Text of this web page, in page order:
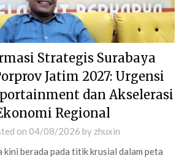
Strategis Surabaya
Jatim 2027: Urgensi
dan Akselerasi
Regional
on 04/08/2026 by zhuxin
kini berada pada titik krusial dalam peta